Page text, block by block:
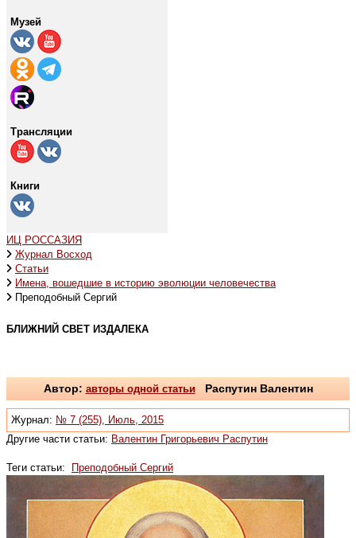
Музей
Трансляции
Книги
ИЦ РОССАЗИЯ
Журнал Восход
Статьи
Имена, вошедшие в историю эволюции человечества
Преподобный Сергий
БЛИЖНИЙ СВЕТ ИЗДАЛЕКА
Автор: авторы одной статьиРаспутин Валентин
Журнал: № 7 (255), Июль, 2015
Другие части статьи: Валентин Григорьевич Распутин
Теги статьи: Преподобный Сергий